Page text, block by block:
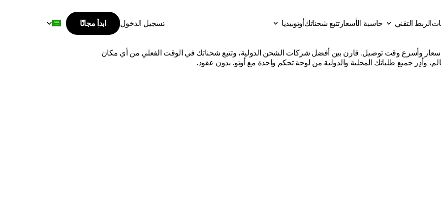
وأدِر جميع طلباتك المحلية والدولية من لوحة تحكم واحدة مع أوتو. بدون عقود.
الربط التقني
حاسبة الأسعارتتبع شحناتك أوتوبيديا
تسجيل الدخول
ابدأ مجانًا